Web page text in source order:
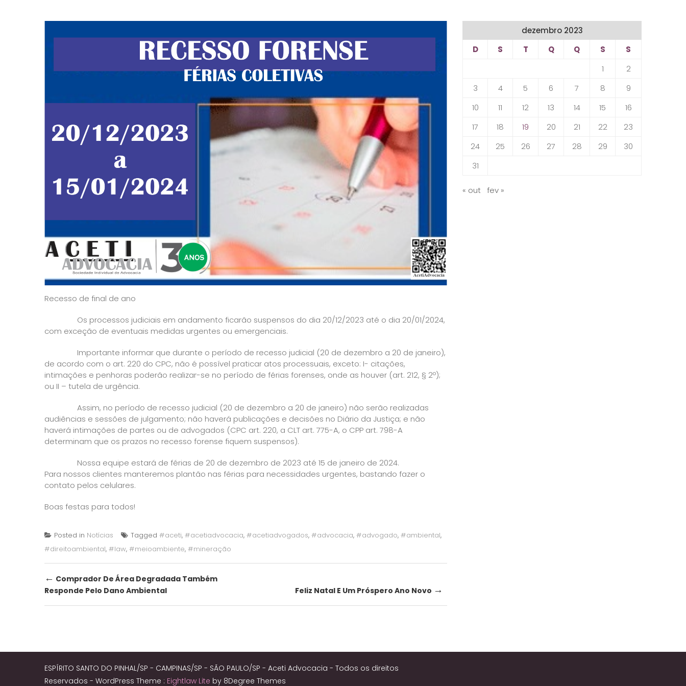
Recesso de final de ano
Os processos judiciais em andamento ficarão suspensos do dia 20/12/2023 até o dia 20/01/2024,
com exceção de eventuais medidas urgentes ou emergenciais.
Importante informar que durante o período de recesso judicial (20 de dezembro a 20 de janeiro),
de acordo com o art. 220 do CPC, não é possível praticar atos processuais, exceto: I- citações,
intimações e penhoras poderão realizar-se no período de férias forenses, onde as houver (art. 212, § 2º);
ou II – tutela de urgência.
Assim, no período de recesso judicial (20 de dezembro a 20 de janeiro) não serão realizadas
audiências e sessões de julgamento; não haverá publicações e decisões no Diário da Justiça; e não
haverá intimações de partes ou de advogados (CPC art. 220, a CLT art. 775-A, o CPP art. 798-A
determinam que os prazos no recesso forense fiquem suspensos).
Nossa equipe estará de férias de 20 de dezembro de 2023 até 15 de janeiro de 2024.
Para nossos clientes manteremos plantão nas férias para necessidades urgentes, bastando fazer o
contato pelos celulares.
Boas festas para todos!
Posted in Notícias Tagged #aceti, #acetiadvocacia, #acetiadvogados, #advocacia, #advogado, #ambiental,
#direitoambiental, #law, #meioambiente, #mineração
Post
navigation
← Comprador De Área Degradada Também
Responde Pelo Dano Ambiental
Feliz Natal E Um Próspero Ano Novo →
dezembro 2023
D
S T Q Q S
S
1
2
3
4 5 6 7 8
9
10
11 12 13 14 15
16
17
18 19 20 21 22
23
24
25 26 27 28 29
30
31
« out fev »
ESPÍRITO SANTO DO PINHAL/SP - CAMPINAS/SP - SÃO PAULO/SP - Aceti Advocacia - Todos os direitos
Reservados - WordPress Theme : Eightlaw Lite by 8Degree Themes